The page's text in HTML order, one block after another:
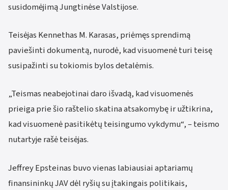
susidomėjimą Jungtinėse Valstijose.
Teisėjas Kennethas M. Karasas, priėmęs sprendimą
paviešinti dokumentą, nurodė, kad visuomenė turi teisę
susipažinti su tokiomis bylos detalėmis.
„Teismas neabejotinai daro išvadą, kad visuomenės
prieiga prie šio raštelio skatina atsakomybę ir užtikrina,
kad visuomenė pasitikėtų teisingumo vykdymu“, – teismo
nutartyje rašė teisėjas.
Jeffrey Epsteinas buvo vienas labiausiai aptariamų
finansininkų JAV dėl ryšių su įtakingais politikais,